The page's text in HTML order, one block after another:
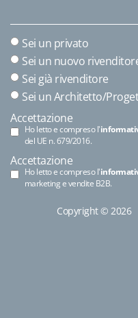
Sei un privato
Sei un nuovo
Sei già rivenditore
Sei un Architetto/
Accettazione
Ho letto e compreso l'
del UE n. 679/2016.
Accettazione
Ho letto e compreso l'
marketing e vendite B2B.
Copyright © 2026